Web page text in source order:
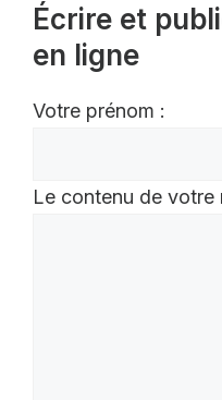
Écrire et
en ligne
Votre prénom :
Le contenu de votre